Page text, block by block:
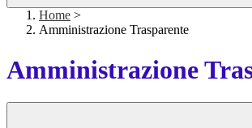
Home >
Amministrazione Trasparente
Amministrazione